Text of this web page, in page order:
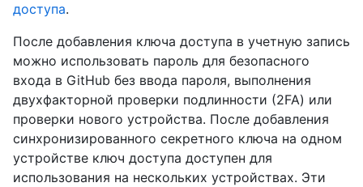
доступа.
После добавления ключа доступа в учетную запись
можно использовать пароль для безопасного
входа в GitHub без ввода пароля, выполнения
двухфакторной проверки подлинности (2FA) или
проверки нового устройства. После добавления
синхронизированного секретного ключа на одном
устройстве ключ доступа доступен для
использования на нескольких устройствах. Эти